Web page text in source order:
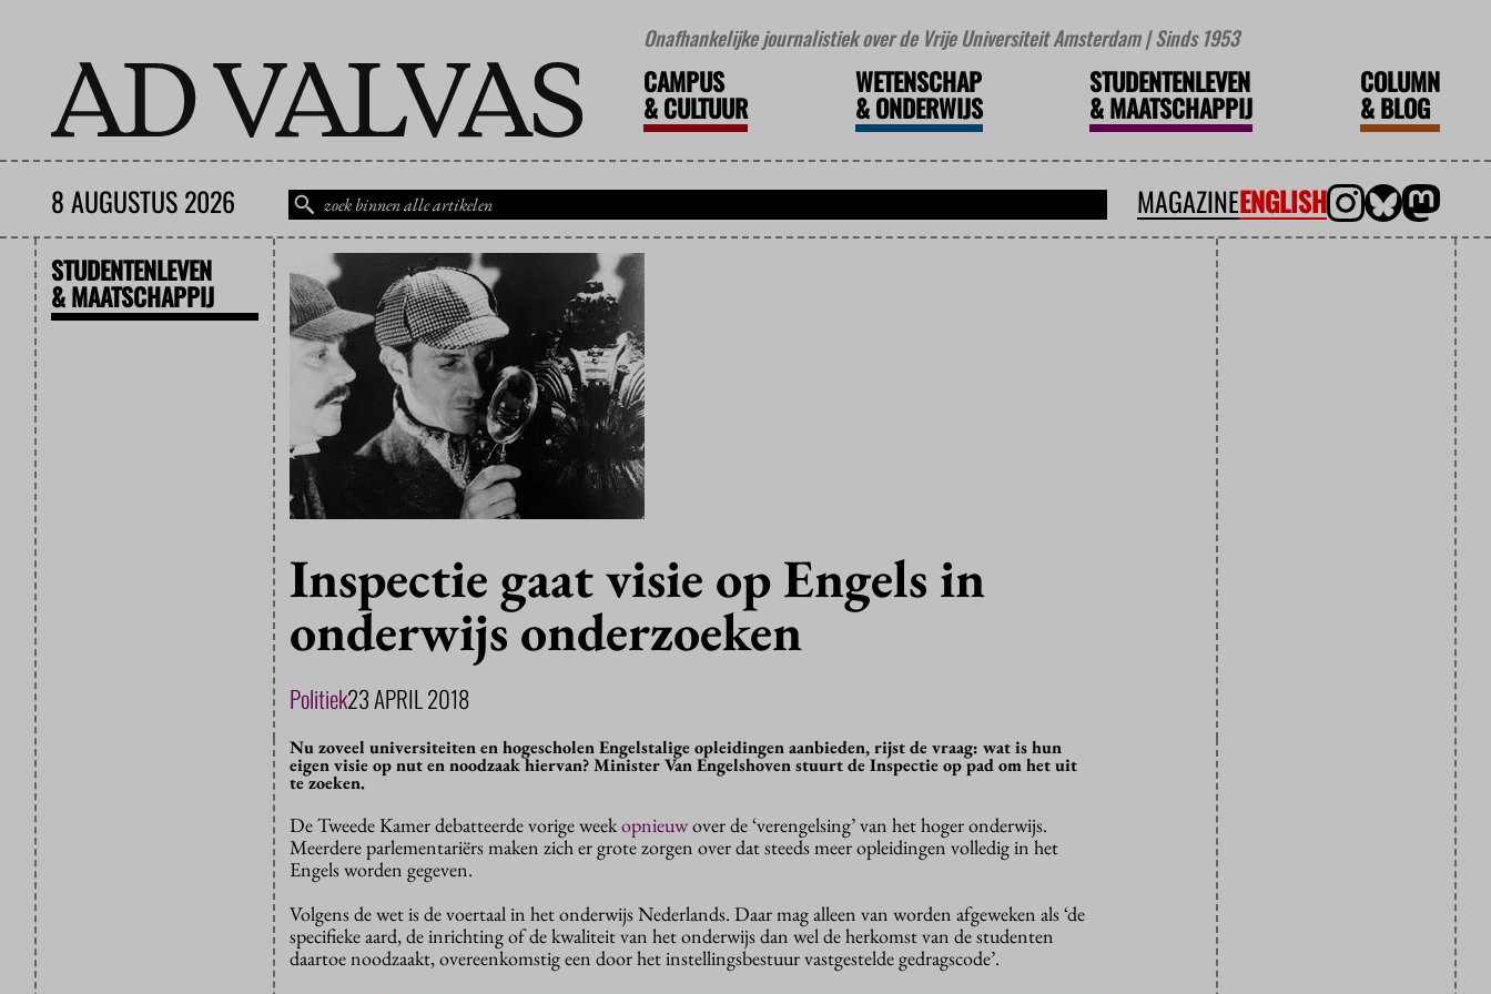
Onafhankelijke journalistiek over de Vrije Universiteit Amsterdam | Sinds 1953
CAMPUS
&CULTUUR
WETENSCHAP
&ONDERWIJS
STUDENTENLEVEN
&MAATSCHAPPIJ
COLUMN
&BLOG
8 AUGUSTUS 2026 MAGAZINEENGLISH
STUDENTENLEVEN
& MAATSCHAPPIJ
Inspectie gaat visie op Engels in
onderwijs onderzoeken
Politiek23 APRIL 2018
Nu zoveel universiteiten en hogescholen Engelstalige opleidingen aanbieden, rijst de vraag: wat is hun
eigen visie op nut en noodzaak hiervan? Minister Van Engelshoven stuurt de Inspectie op pad om het uit
te zoeken.
De Tweede Kamer debatteerde vorige weekopnieuwover de ‘verengelsing’ van het hoger onderwijs.
Meerdere parlementariërs maken zich er grote zorgen over dat steeds meer opleidingen volledig in het
Engels worden gegeven.
Volgens de wet is de voertaal in het onderwijs Nederlands. Daar mag alleen van worden afgeweken als ‘de
specifieke aard, de inrichting of de kwaliteit van het onderwijs dan wel de herkomst van de studenten
daartoe noodzaakt, overeenkomstig een door het instellingsbestuur vastgestelde gedragscode’.